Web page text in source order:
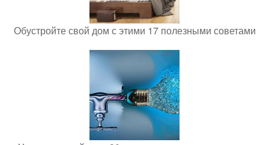
Обустройте свой дом с этими 17 полезными советами